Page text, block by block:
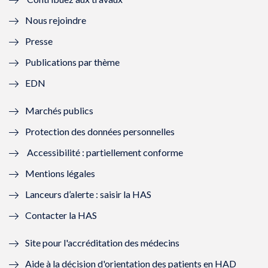
l
l
f
n
ê
t
r
e
)
e
e
n
ê
r
)
ê
t
e
ê
)
Nous rejoindre
Presse
Publications par thème
EDN
Marchés publics
Protection des données personnelles
Accessibilité : partiellement conforme
Mentions légales
Lanceurs d’alerte : saisir la HAS
Contacter la HAS
Site pour l'accréditation des médecins
Aide à la décision d'orientation des patients en HAD